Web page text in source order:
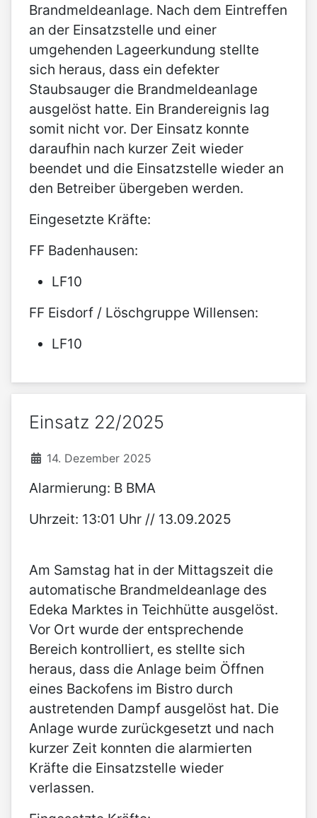
Brandmeldeanlage. Nach dem Eintreffen
an der Einsatzstelle und einer
umgehenden Lageerkundung stellte
sich heraus, dass ein defekter
Staubsauger die Brandmeldeanlage
ausgelöst hatte. Ein Brandereignis lag
somit nicht vor. Der Einsatz konnte
daraufhin nach kurzer Zeit wieder
beendet und die Einsatzstelle wieder an
den Betreiber übergeben werden.
Eingesetzte Kräfte:
FF Badenhausen:
LF10
FF Eisdorf / Löschgruppe Willensen:
LF10
Einsatz 22/2025
14. Dezember 2025
Alarmierung: B BMA
Uhrzeit: 13:01 Uhr // 13.09.2025
Am Samstag hat in der Mittagszeit die
automatische Brandmeldeanlage des
Edeka Marktes in Teichhütte ausgelöst.
Vor Ort wurde der entsprechende
Bereich kontrolliert, es stellte sich
heraus, dass die Anlage beim Öffnen
eines Backofens im Bistro durch
austretenden Dampf ausgelöst hat. Die
Anlage wurde zurückgesetzt und nach
kurzer Zeit konnten die alarmierten
Kräfte die Einsatzstelle wieder
verlassen.